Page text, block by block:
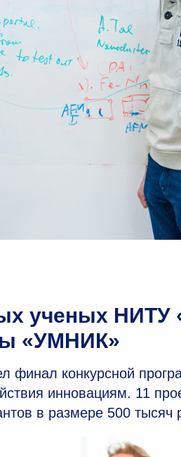
ученых
«УМНИК»
финал конкурсной
инновациям. 11
в размере 500 тысяч